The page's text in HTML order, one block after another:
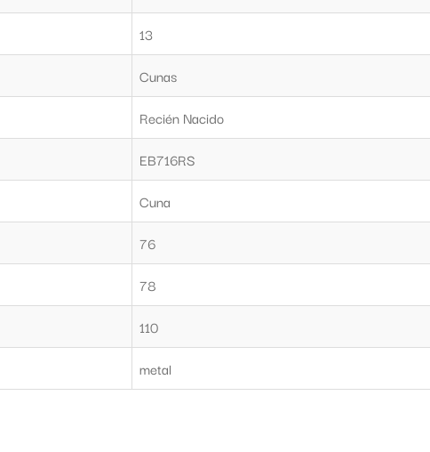
13
Cunas
Recién Nacido
EB716RS
Cuna
76
78
110
metal